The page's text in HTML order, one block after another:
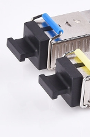
KAMI
TUR
PABRIK
KONTROL